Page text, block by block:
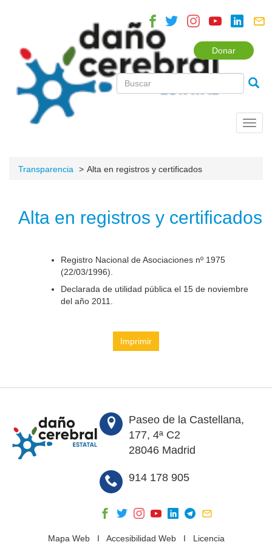
Donar
Transparencia Alta en registros y certificados
Alta en registros y certificados
Registro Nacional de Asociaciones nº 1975
(22/03/1996).
Declarada de utilidad pública el 15 de noviembre
del año 2011.
Imprimir
Paseo de la Castellana,
177, 4ª C2
28046 Madrid
914 178 905
Mapa WebI Accesibilidad WebI Licencia